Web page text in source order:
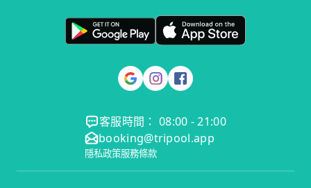
客服時間： 08:00 - 21:00
booking@tripool.app
隱私政策服務條款